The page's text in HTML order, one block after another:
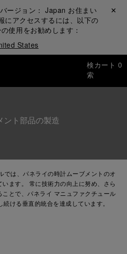
ージョン： Japan お住まい
にアクセスするには、以下の
使用をお勧めします：
States
閉じる ✕
検
索
カート 0
ント部品の製造
では、パネライの時計ムーブメントのオ
います。 常に技術力の向上に努め、さら
とで、パネライ マニュファクチュール
続ける垂直的統合を達成しています。